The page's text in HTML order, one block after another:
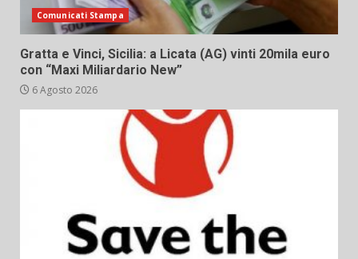
Comunicati Stampa
Gratta e Vinci, Sicilia: a Licata (AG) vinti 20mila euro
con “Maxi Miliardario New”
6 Agosto 2026